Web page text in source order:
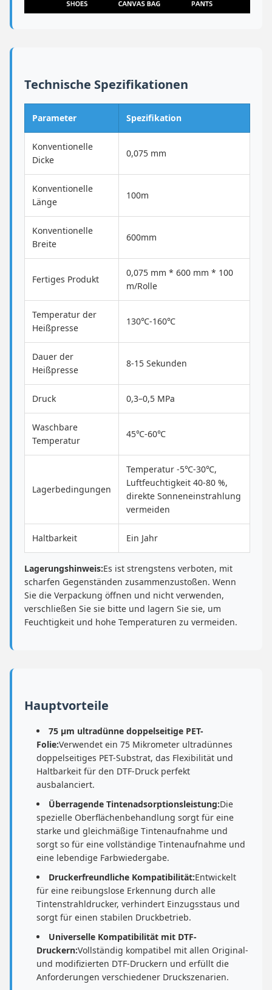
Technische Spezifikationen
Parameter Spezifikation
Konventionelle
Dicke
0,075 mm
Konventionelle
Länge
100m
Konventionelle
Breite
600mm
Fertiges Produkt
0,075 mm * 600 mm * 100
m/Rolle
Temperatur der
Heißpresse
130℃-160℃
Dauer der
Heißpresse
8-15 Sekunden
Druck 0,3–0,5 MPa
Waschbare
Temperatur
45℃-60℃
Lagerbedingungen
Temperatur -5℃-30℃,
Luftfeuchtigkeit 40-80 %,
direkte Sonneneinstrahlung
vermeiden
Haltbarkeit Ein Jahr
Lagerungshinweis:Es ist strengstens verboten, mit
scharfen Gegenständen zusammenzustoßen. Wenn
Sie die Verpackung öffnen und nicht verwenden,
verschließen Sie sie bitte und lagern Sie sie, um
Feuchtigkeit und hohe Temperaturen zu vermeiden.
Hauptvorteile
75 μm ultradünne doppelseitige PET-
Folie:Verwendet ein 75 Mikrometer ultradünnes
doppelseitiges PET-Substrat, das Flexibilität und
Haltbarkeit für den DTF-Druck perfekt
ausbalanciert.
Überragende Tintenadsorptionsleistung:Die
spezielle Oberflächenbehandlung sorgt für eine
starke und gleichmäßige Tintenaufnahme und
sorgt so für eine vollständige Tintenaufnahme und
eine lebendige Farbwiedergabe.
Druckerfreundliche Kompatibilität:Entwickelt
für eine reibungslose Erkennung durch alle
Tintenstrahldrucker, verhindert Einzugsstaus und
sorgt für einen stabilen Druckbetrieb.
Universelle Kompatibilität mit DTF-
Druckern:Vollständig kompatibel mit allen Original-
und modifizierten DTF-Druckern und erfüllt die
Anforderungen verschiedener Druckszenarien.